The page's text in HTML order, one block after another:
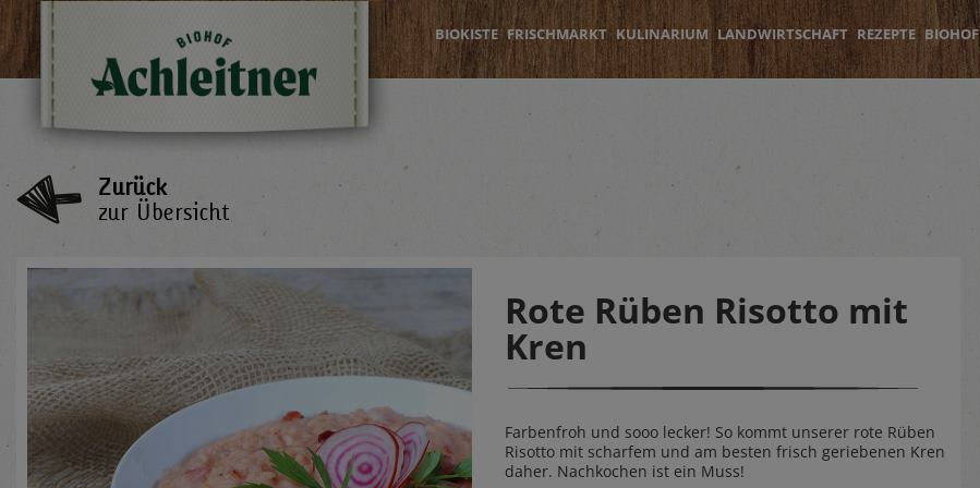
BIOKISTE FRISCHMARKT KULINARIUM LANDWIRTSCHAFT REZEPTE BIOHOF
Zurück
zur Übersicht
Rote Rüben Risotto mit
Kren
Farbenfroh und sooo lecker! So kommt unserer rote Rüben
Risotto mit scharfem und am besten frisch geriebenen Kren
daher. Nachkochen ist ein Muss!